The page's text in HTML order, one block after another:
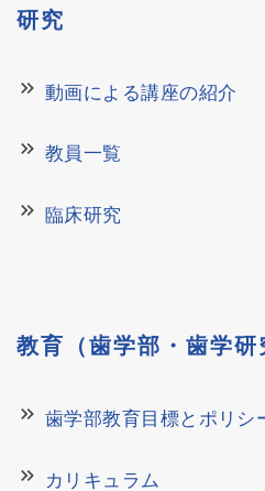
研究
keyboard_double_arrow_right 動画による講座の紹介
keyboard_double_arrow_right 教員一覧
keyboard_double_arrow_right 臨床研究
教育（歯学部・歯学
keyboard_double_arrow_right 歯学部教育目標とポリシ
keyboard_double_arrow_right カリキュラム